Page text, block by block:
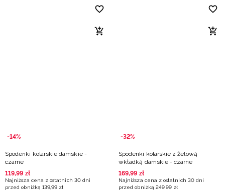
-14%
Spodenki kolarskie damskie -
czarne
119,99 zł
Najniższa cena z ostatnich 30 dni
przed obniżką 139,99 zł
-32%
Spodenki kolarskie z żelową
wkładką damskie - czarne
169,99 zł
Najniższa cena z ostatnich 30 dni
przed obniżką 249,99 zł